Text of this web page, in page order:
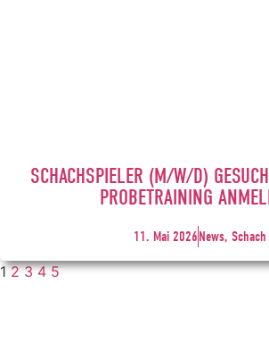
SCHACHSPIELER (M/W/D)
PROBETRAINING
11. Mai 2026News, Schach
1 2 3 4 5